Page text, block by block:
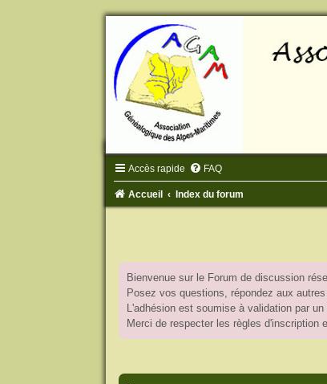
Accès rapide FAQ
Accueil Index du forum
Bienvenue sur le Forum de discussion
Posez vos questions, répondez aux
L'adhésion est soumise à validation par
Merci de respecter les règles d'inscription